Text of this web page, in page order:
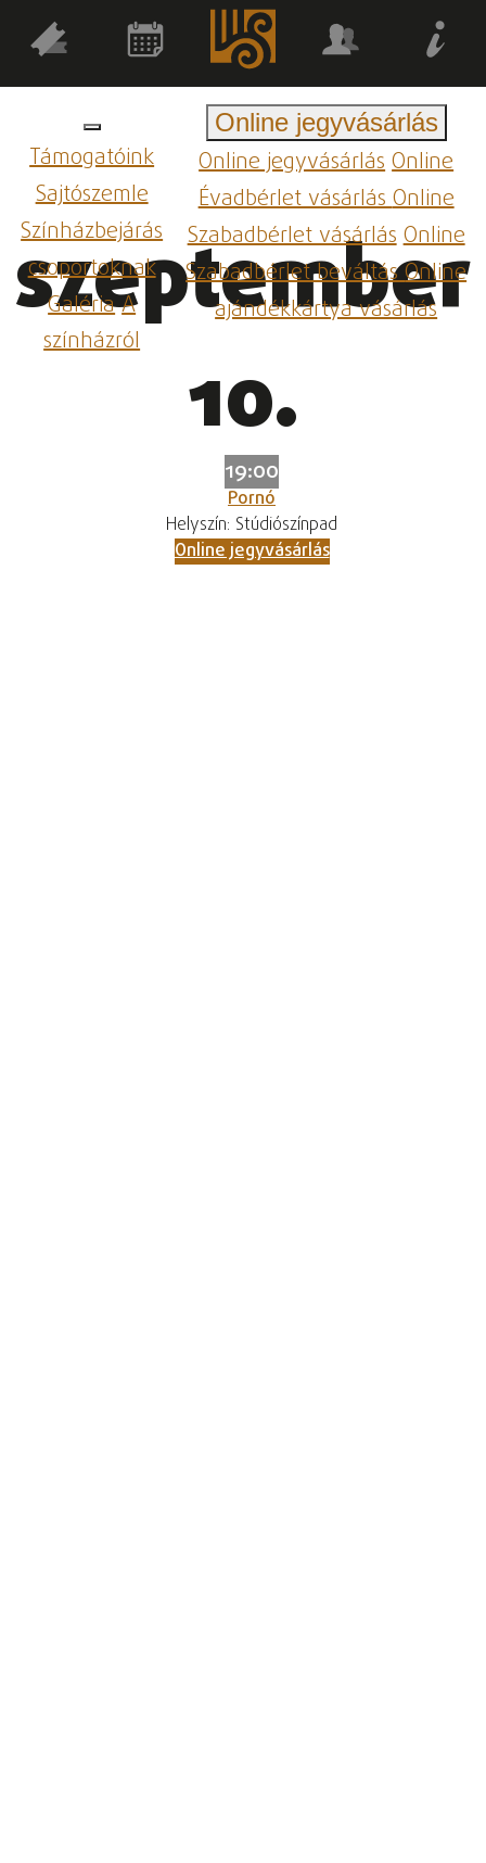
Támogatóink
Sajtószemle
Színházbejárás
csoportoknak
GalériaA
színházról
Online jegyvásárlás
Online jegyvásárlásOnline
Évadbérlet vásárlásOnline
Szabadbérlet vásárlásOnline
Szabadbérlet beváltásOnline
ajándékkártya vásárlás
szeptember
10.
19:00
Pornó
Helyszín: Stúdiószínpad
Online jegyvásárlás